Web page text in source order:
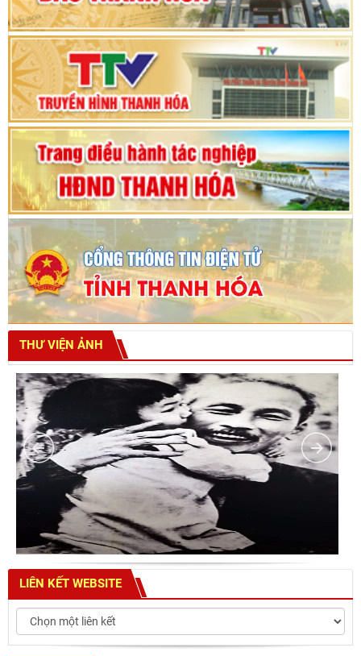
Phiên thảo luận Kỳ họp thứ 24, HĐND tỉnh
Thanh Hóa khóa XVIII, nhiệm kỳ 2021 - 2026
Bế mạc Kỳ họp thứ hai bốn, Hội đồng nhân dân
tỉnh khoá XVIII
THƯ VIỆN ẢNH
LIÊN KẾT WEBSITE